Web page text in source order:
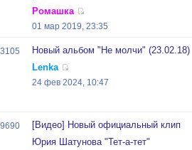
Ромашка
01 мар 2019, 23:35
3105
Новый альбом "Не молчи" (23.02.18)
Lenka
24 фев 2024, 10:47
9690
[Видео] Новый официальный клип
Юрия Шатунова "Тет-а-тет"